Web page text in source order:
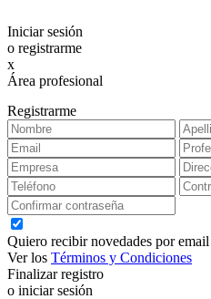
Iniciar sesión
o registrarme
x
Área profesional
Registrarme
Quiero recibir novedades por email
Ver los Términos y Condiciones
Finalizar registro
o iniciar sesión